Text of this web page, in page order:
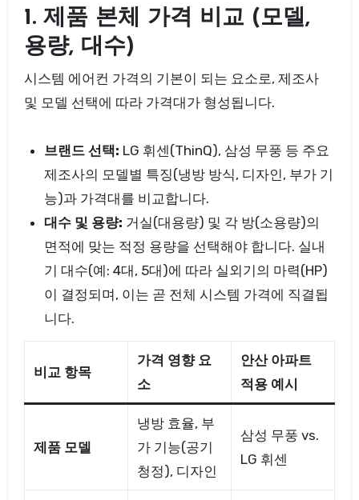
1. 제품 본체 가격 비교 (모델,
용량, 대수)
시스템 에어컨 가격의 기본이 되는 요소로, 제조사
및 모델 선택에 따라 가격대가 형성됩니다.
브랜드 선택: LG 휘센(ThinQ), 삼성 무풍 등 주요
제조사의 모델별 특징(냉방 방식, 디자인, 부가 기
능)과 가격대를 비교합니다.
대수 및 용량: 거실(대용량) 및 각 방(소용량)의
면적에 맞는 적정 용량을 선택해야 합니다. 실내
기 대수(예: 4대, 5대)에 따라 실외기의 마력(HP)
이 결정되며, 이는 곧 전체 시스템 가격에 직결됩
니다.
비교 항목
가격 영향 요
소
안산 아파트
적용 예시
제품 모델
냉방 효율, 부
가 기능(공기
청정), 디자인
삼성 무풍 vs.
LG 휘센